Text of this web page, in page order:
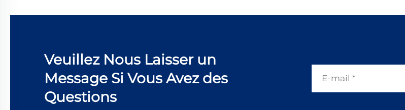
Veuillez Nous Laisser un
Message Si Vous Avez des
Questions